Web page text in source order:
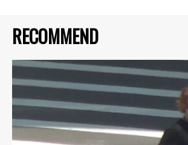
RECOMMEND